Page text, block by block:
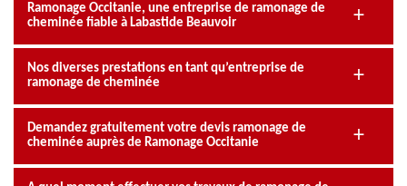
Ramonage Occitanie, une entreprise de ramonage de
cheminée fiable à Labastide Beauvoir
Nos diverses prestations en tant qu’entreprise de
ramonage de cheminée
Demandez gratuitement votre devis ramonage de
cheminée auprès de Ramonage Occitanie